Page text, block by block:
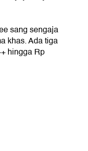
sang sengaja
khas. Ada tiga
hingga Rp